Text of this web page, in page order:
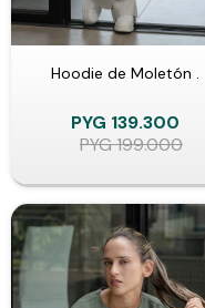
Hoodie de Moletón .
PYG 139.300
PYG199.000